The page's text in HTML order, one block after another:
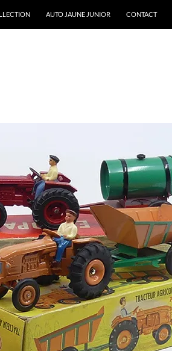
AUTO JAUNE JUNIOR CONTACT